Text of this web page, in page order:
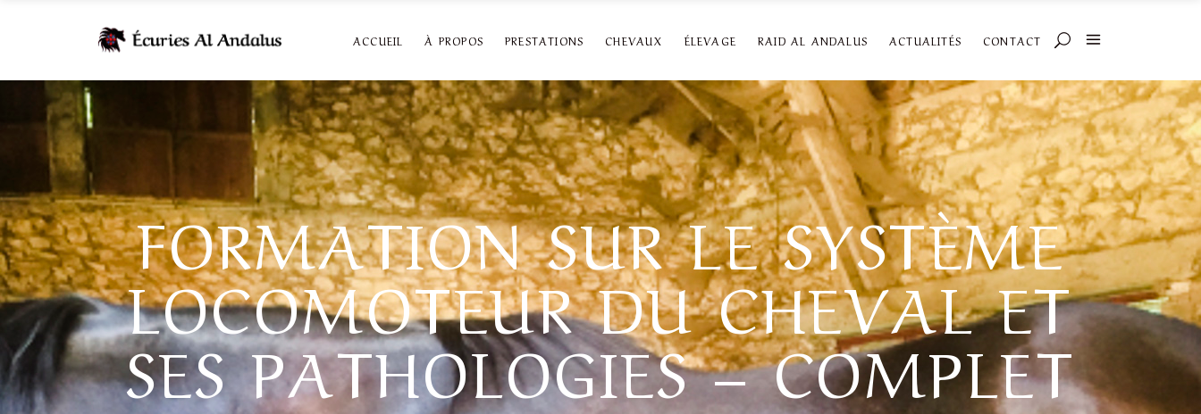
ACCUEIL À PROPOS PRESTATIONS CHEVAUX ÉLEVAGE RAID AL ANDALUS ACTUALITÉS CONTACT
FORMATION SUR LE SYSTÈME
LOCOMOTEUR DU CHEVAL ET
SES PATHOLOGIES – COMPLET